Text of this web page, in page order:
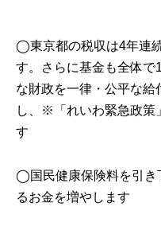
◯東京都の税収は4年連
す。さらに基金も全体で
な財政を一律・公平な給
し、※「れいわ緊急政策
す
◯国民健康保険料を引き
るお金を増やします